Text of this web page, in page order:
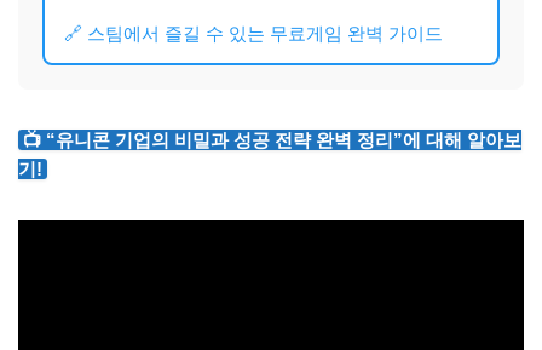
🔗 스팀에서 즐길 수 있는 무료게임 완벽 가이드
📺 “유니콘 기업의 비밀과 성공 전략 완벽 정리”에 대해 알아보
기!